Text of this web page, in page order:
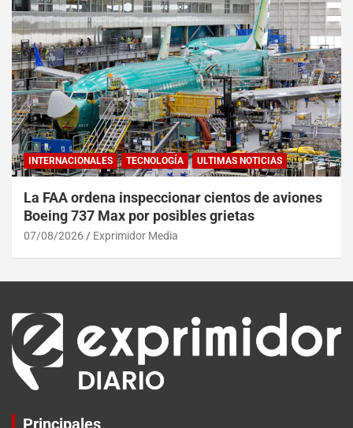
INTERNACIONALES TECNOLOGÍA ULTIMAS NOTICIAS
La FAA ordena inspeccionar cientos de aviones
Boeing 737 Max por posibles grietas
07/08/2026 Exprimidor Media
Principales